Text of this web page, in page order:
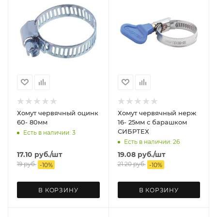
Хомут червячный оцинк
60- 80мм
Есть в наличии: 3
17.10 руб./шт
19руб. -10%
В КОРЗИНУ
Хомут червячный нерж
16- 25мм с барашком
СИБРТЕХ
Есть в наличии: 26
19.08руб./шт
21.20руб. -10%
В КОРЗИНУ